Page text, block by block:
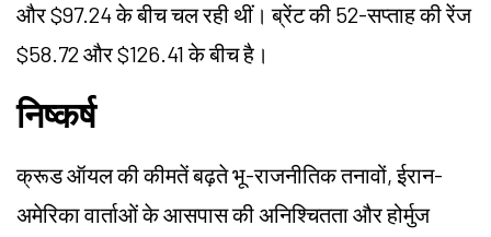
और $97.24 के बीच चल रही थीं। ब्रेंट की 52-सप्ताह की रेंज
$58.72 और $126.41 के बीच है।
निष्कर्ष
क्रूड ऑयल की कीमतें बढ़ते भू-राजनीतिक तनावों, ईरान-
अमेरिका वार्ताओं के आसपास की अनिश्चितता और होर्मुज